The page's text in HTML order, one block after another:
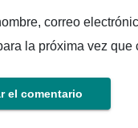
correo
la próxima vez que